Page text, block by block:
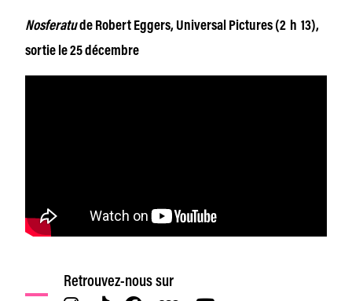
Nosferatude Robert Eggers, Universal Pictures (2 h 13),
sortie le 25 décembre
Retrouvez-nous sur